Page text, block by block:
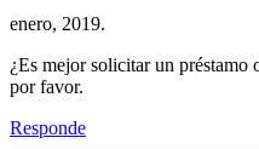
enero, 2019.
¿Es mejor solicitar un préstamo
por favor.
Responde